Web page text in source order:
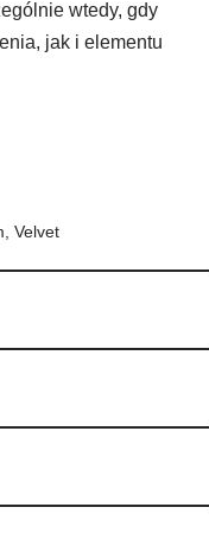
wtedy, gdy
jak i elementu
Velvet